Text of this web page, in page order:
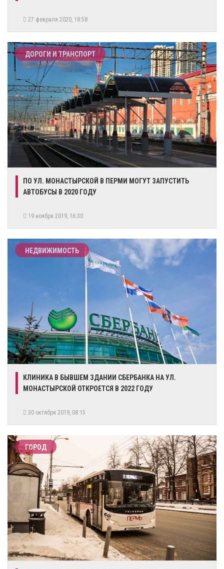
27 февраля 2020, 18:58
ДОРОГИ И ТРАНСПОРТ
ПО УЛ. МОНАСТЫРСКОЙ В ПЕРМИ МОГУТ ЗАПУСТИТЬ
АВТОБУСЫ В 2020 ГОДУ
19 ноября 2019, 16:30
НЕДВИЖИМОСТЬ
КЛИНИКА В БЫВШЕМ ЗДАНИИ СБЕРБАНКА НА УЛ.
МОНАСТЫРСКОЙ ОТКРОЕТСЯ В 2022 ГОДУ
30 октября 2019, 08:15
ГОРОД